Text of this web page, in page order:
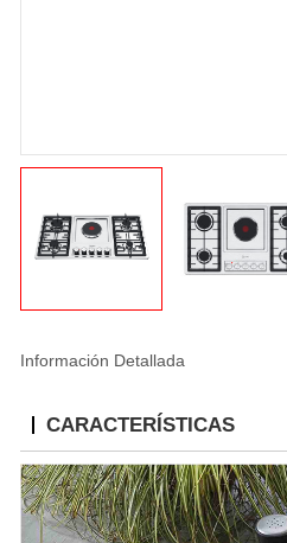
Información Detallada
CARACTERÍSTICAS